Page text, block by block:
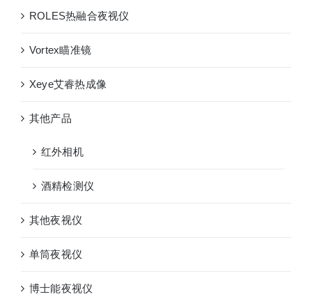
ROLES热融合夜视仪
Vortex瞄准镜
Xeye艾睿热成像
其他产品
红外相机
酒精检测仪
其他夜视仪
单筒夜视仪
博士能夜视仪